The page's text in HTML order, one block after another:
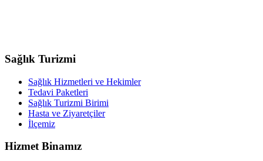
Sağlık Turizmi
Sağlık Hizmetleri ve Hekimler
Tedavi Paketleri
Sağlık Turizmi Birimi
Hasta ve Ziyaretçiler
İlçemiz
Hizmet Binamız